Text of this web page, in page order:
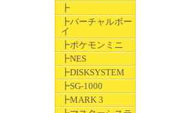
┣
┣バーチャルボー
イ
┣ポケモンミニ
┣NES
┣DISKSYSTEM
┣SG-1000
┣MARK 3